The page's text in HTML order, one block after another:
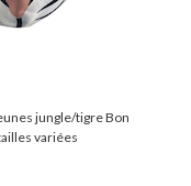
jungle/tigre Bon
variées